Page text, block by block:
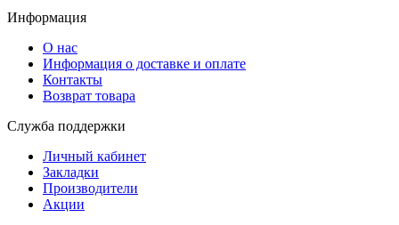
Информация
О нас
Информация о доставке и оплате
Контакты
Возврат товара
Служба поддержки
Личный кабинет
Закладки
Производители
Акции